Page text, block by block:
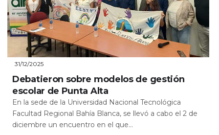
31/12/2025
Debatieron sobre modelos de gestión
escolar de Punta Alta
En la sede de la Universidad Nacional Tecnológica
Facultad Regional Bahía Blanca, se llevó a cabo el 2 de
diciembre un encuentro en el que...